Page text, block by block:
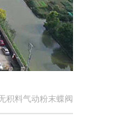
积料气动粉末蝶阀